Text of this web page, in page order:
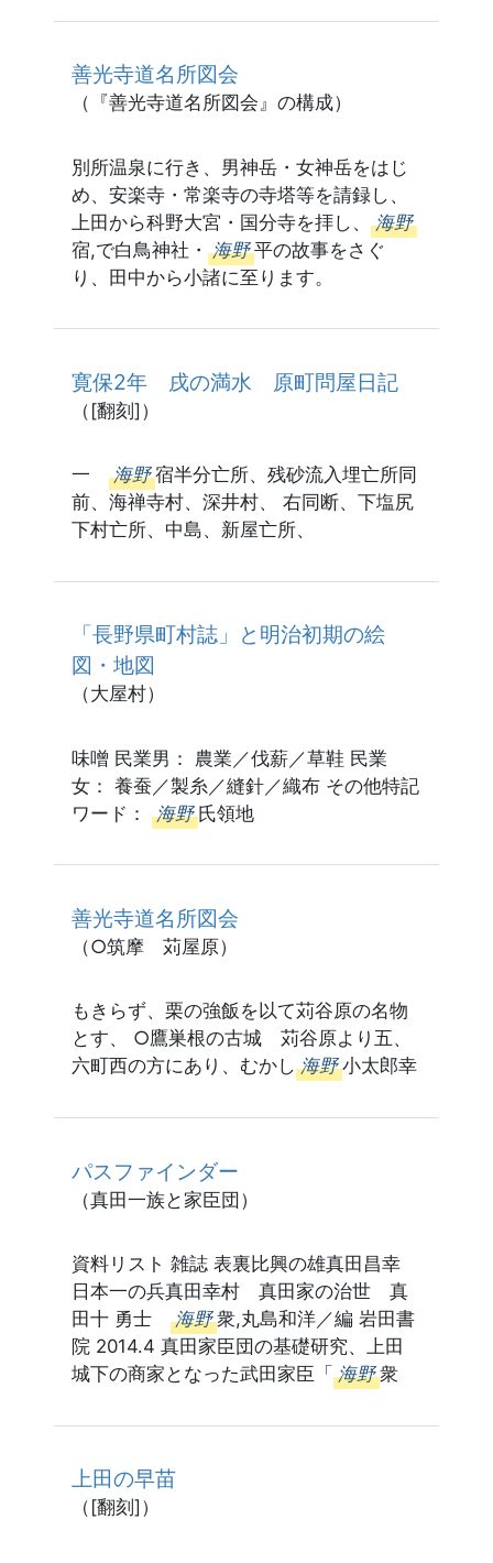
善光寺道名所図会
（『善光寺道名所図会』の構成）
別所温泉に行き、男神岳・女神岳をはじ
め、安楽寺・常楽寺の寺塔等を請録し、
上田から科野大宮・国分寺を拝し、 海野
宿,で白鳥神社・ 海野 平の故事をさぐ
り、田中から小諸に至ります。
寛保2年 戌の満水 原町問屋日記
（[翻刻]）
一 海野 宿半分亡所、残砂流入埋亡所同
前、海禅寺村、深井村、 右同断、下塩尻
下村亡所、中島、新屋亡所、
「長野県町村誌」と明治初期の絵
図・地図
（大屋村）
味噌 民業男： 農業／伐薪／草鞋 民業
女： 養蚕／製糸／縫針／織布 その他特記
ワード： 海野 氏領地
善光寺道名所図会
（○筑摩 苅屋原）
もきらず、栗の強飯を以て苅谷原の名物
とす、 ○鷹巣根の古城 苅谷原より五、
六町西の方にあり、むかし 海野 小太郎幸
パスファインダー
（真田一族と家臣団）
資料リスト 雑誌 表裏比興の雄真田昌幸
日本一の兵真田幸村 真田家の治世 真
田十 勇士 海野 衆,丸島和洋／編 岩田書
院 2014.4 真田家臣団の基礎研究、上田
城下の商家となった武田家臣「 海野 衆
上田の早苗
（[翻刻]）